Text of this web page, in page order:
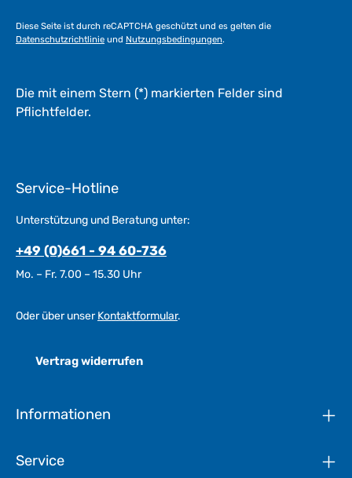
g
Diese Seite ist durch reCAPTCHA geschützt und es gelten die
Datenschutzrichtlinie und Nutzungsbedingungen.
Die mit einem Stern (*) markierten Felder sind
Pflichtfelder.
Service-Hotline
Unterstützung und Beratung unter:
+49 (0)661 - 94 60-736
Mo. – Fr. 7.00 – 15.30 Uhr
Oder über unserKontaktformular.
Vertrag widerrufen
Informationen
Service